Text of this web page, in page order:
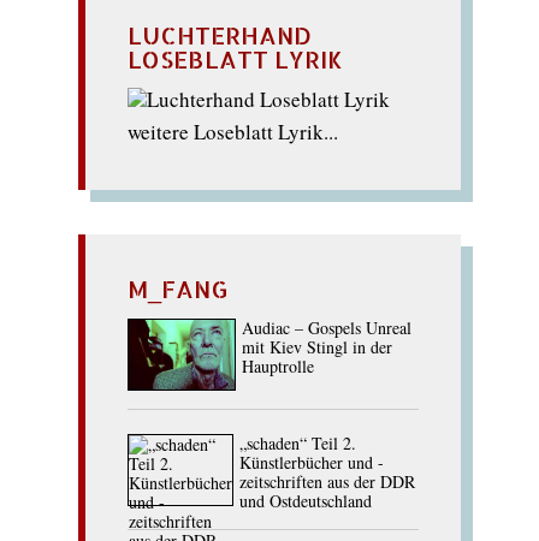
LUCHTERHAND
LOSEBLATT LYRIK
weitere Loseblatt Lyrik...
M_FANG
Audiac – Gospels Unreal
mit Kiev Stingl in der
Hauptrolle
„schaden“ Teil 2.
Künstlerbücher und -
zeitschriften aus der DDR
und Ostdeutschland